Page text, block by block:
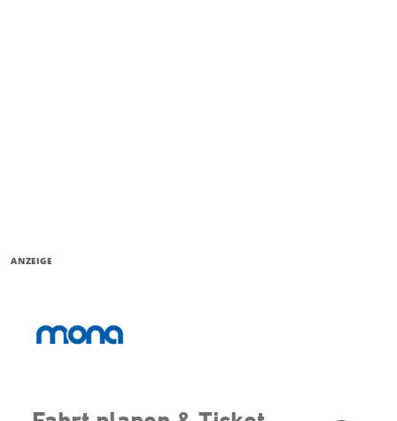
ANZEIGE